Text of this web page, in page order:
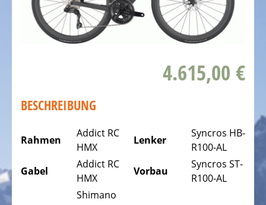
DAS
FAHRRAD
Gravel
Fahrräder
Mountainbikes,
MTB
Tourenräder
4.615,00 €
BESCHREIBUNG
Rahmen
Addict RC
HMX
Lenker
Syncros HB-
R100-AL
Gabel
Addict RC
HMX
Vorbau
Syncros ST-
R100-AL
Shimano